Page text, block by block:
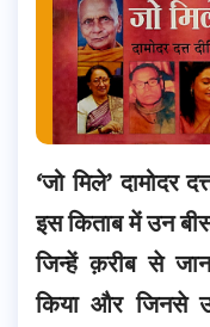
‘जो मिले’ दामोदर
इस किताब में उन
जिन्हें क़रीब से
किया और जिनसे